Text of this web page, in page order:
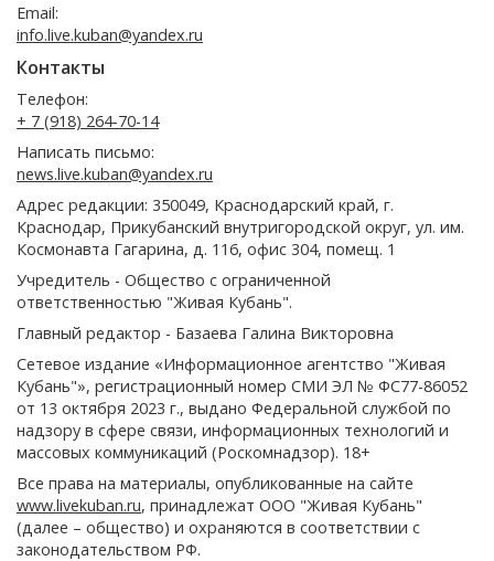
Email:
info.live.kuban@yandex.ru
Контакты
Телефон:
+ 7 (918) 264-70-14
Написать письмо:
news.live.kuban@yandex.ru
Адрес редакции: 350049, Краснодарский край, г.
Краснодар, Прикубанский внутригородской округ, ул. им.
Космонавта Гагарина, д. 116, офис 304, помещ. 1
Учредитель - Общество с ограниченной
ответственностью "Живая Кубань".
Главный редактор - Базаева Галина Викторовна
Сетевое издание «Информационное агентство "Живая
Кубань"», регистрационный номер СМИ ЭЛ № ФС77-86052
от 13 октября 2023 г., выдано Федеральной службой по
надзору в сфере связи, информационных технологий и
массовых коммуникаций (Роскомнадзор). 18+
Все права на материалы, опубликованные на сайте
www.livekuban.ru, принадлежат ООО "Живая Кубань"
(далее – общество) и охраняются в соответствии с
законодательством РФ.